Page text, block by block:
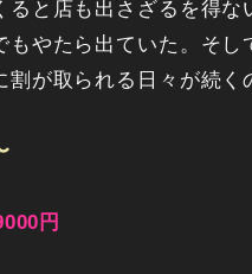
ると店も出さざるを得
もやたら出ていた。そ
割が取られる日々が続く
円